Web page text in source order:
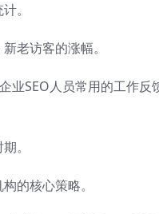
。
老访客的涨幅。
业SEO人员常用的工作
。
的核心策略。